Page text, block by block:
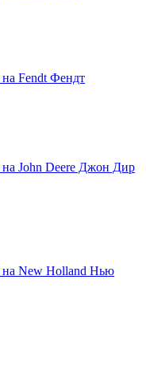
на Fendt Фендт
на John Deere Джон Дир
на New Holland Нью